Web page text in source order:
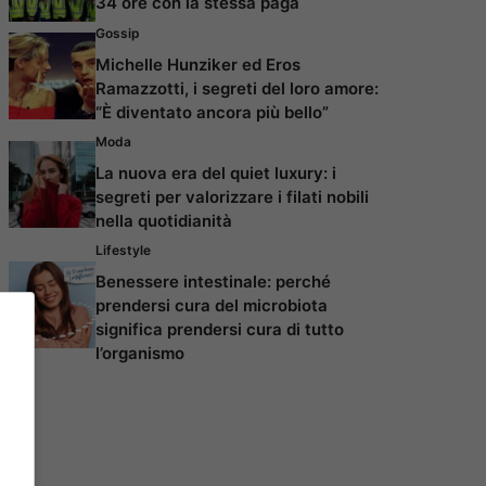
Gossip
Michelle Hunziker ed Eros
Ramazzotti, i segreti del loro amore:
“È diventato ancora più bello”
Moda
La nuova era del quiet luxury: i
segreti per valorizzare i filati nobili
nella quotidianità
Lifestyle
Benessere intestinale: perché
prendersi cura del microbiota
significa prendersi cura di tutto
l’organismo